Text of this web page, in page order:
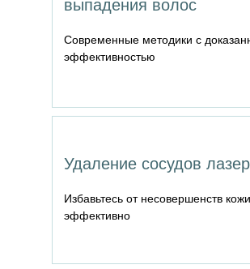
Удаление сосудов
Избавьтесь от несовершенств
эффективно
выпадения волос
Современные методики с
эффективностью